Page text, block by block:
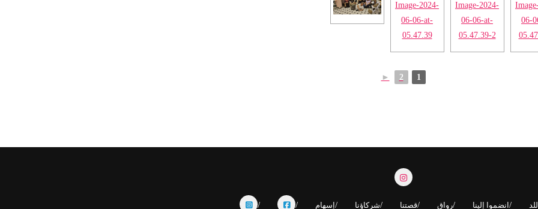
1
2
►
انضموا إلينا رواق قصتنا شركاؤنا إسهام